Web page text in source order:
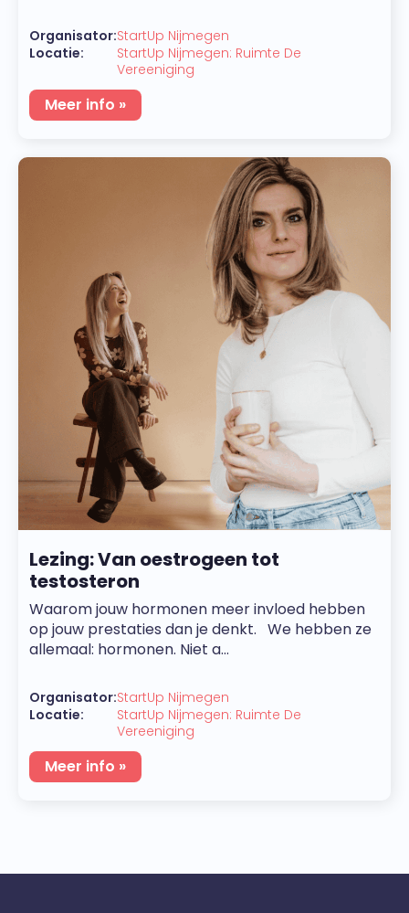
Organisator:
Locatie:
StartUp Nijmegen
StartUp Nijmegen: Ruimte De
Vereeniging
Meer info »
Lezing: Van oestrogeen tot
testosteron
Waarom jouw hormonen meer invloed hebben
op jouw prestaties dan je denkt. We hebben ze
allemaal: hormonen. Niet a...
Organisator:
Locatie:
StartUp Nijmegen
StartUp Nijmegen: Ruimte De
Vereeniging
Meer info »